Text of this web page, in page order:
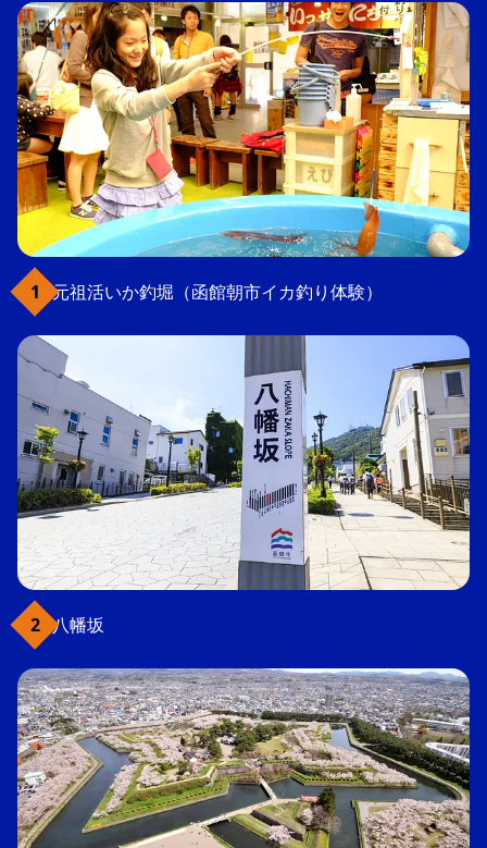
元祖活いか釣堀（函館朝市イカ釣り体験）
八幡坂